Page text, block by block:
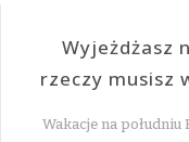
Wyjeżdżasz
rzeczy musisz
Wakacje na